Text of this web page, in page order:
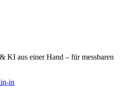
KI aus einer Hand – für messbaren
in